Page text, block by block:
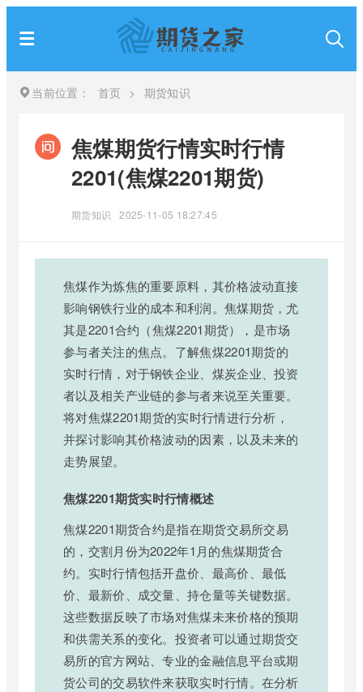
当前位置： 首页 > 期货知识
焦煤期货行情实时行情
2201(焦煤2201期货)
期货知识 2025-11-05 18:27:45
焦煤作为炼焦的重要原料，其价格波动直接
影响钢铁行业的成本和利润。焦煤期货，尤
其是2201合约（焦煤2201期货），是市场
参与者关注的焦点。了解焦煤2201期货的
实时行情，对于钢铁企业、煤炭企业、投资
者以及相关产业链的参与者来说至关重要。
将对焦煤2201期货的实时行情进行分析，
并探讨影响其价格波动的因素，以及未来的
走势展望。
焦煤2201期货实时行情概述
焦煤2201期货合约是指在期货交易所交易
的，交割月份为2022年1月的焦煤期货合
约。实时行情包括开盘价、最高价、最低
价、最新价、成交量、持仓量等关键数据。
这些数据反映了市场对焦煤未来价格的预期
和供需关系的变化。投资者可以通过期货交
易所的官方网站、专业的金融信息平台或期
货公司的交易软件来获取实时行情。在分析